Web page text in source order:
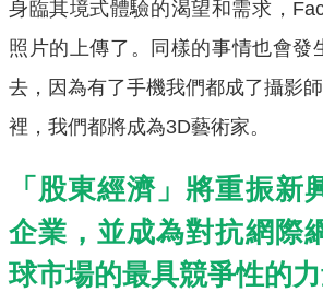
身臨其境式體驗的渴望和需求，
照片的上傳了。同樣的事情也會發
去，因為有了手機我們都成了攝影
裡，我們都將成為3D藝術家。
「股東經濟」將重振新
企業，並成為對抗網際
球市場的最具競爭性的力